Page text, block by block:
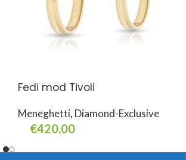
Fedi mod Tivoli
Meneghetti, Diamond-Exclusive
€420,00